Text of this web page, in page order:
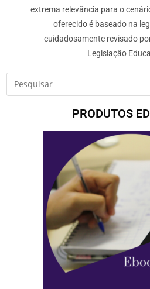
extrema relevância para o
oferecido é baseado na
cuidadosamente revisado
Legislação
PRODUTOS